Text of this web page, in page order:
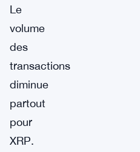
Le
volume
des
transactions
diminue
partout
pour
XRP.